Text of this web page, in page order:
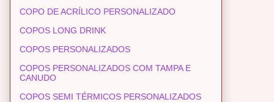
COPO DE ACRÍLICO PERSONALIZADO
COPOS LONG DRINK
COPOS PERSONALIZADOS
COPOS PERSONALIZADOS COM TAMPA E
CANUDO
COPOS SEMI TÉRMICOS PERSONALIZADOS